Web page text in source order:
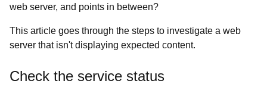
web server, and points in between?
This article goes through the steps to investigate a web
server that isn't displaying expected content.
Check the service status